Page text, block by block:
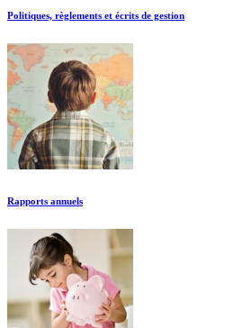
Politiques, règlements et écrits de gestion
Rapports annuels